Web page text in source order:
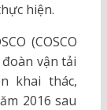
hiện.
(COSCO
vận tải
khai thác,
2016 sau